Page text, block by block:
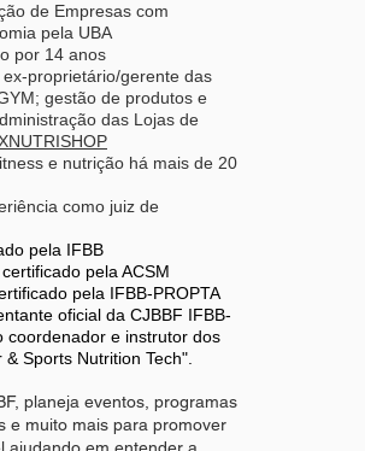
de Empresas com
pela UBA
por 14 anos
proprietário/gerente das
gestão de produtos e
das Lojas de
e nutrição há mais de 20
como juiz de
pela IFBB
pela ACSM
pela IFBB-PROPTA
oficial da CJBBF IFBB-
coordenador e instrutor dos
Sports Nutrition Tech".
planeja eventos, programas
e muito mais para promover